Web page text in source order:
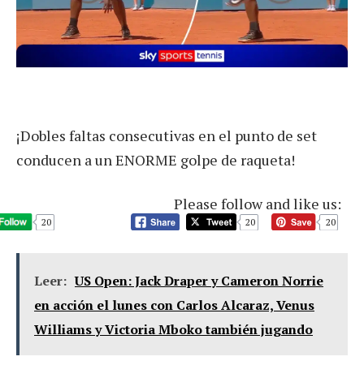
¡Dobles faltas consecutivas en el punto de set
conducen a un ENORME golpe de raqueta!
Please follow and like us:
20 20 20
Leer: US Open: Jack Draper y Cameron Norrie
en acción el lunes con Carlos Alcaraz, Venus
Williams y Victoria Mboko también jugando